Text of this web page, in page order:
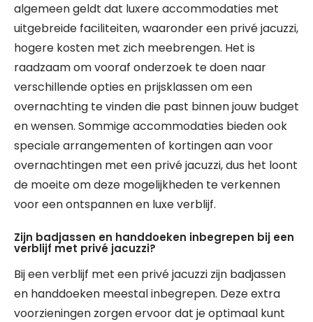
algemeen geldt dat luxere accommodaties met
uitgebreide faciliteiten, waaronder een privé jacuzzi,
hogere kosten met zich meebrengen. Het is
raadzaam om vooraf onderzoek te doen naar
verschillende opties en prijsklassen om een
overnachting te vinden die past binnen jouw budget
en wensen. Sommige accommodaties bieden ook
speciale arrangementen of kortingen aan voor
overnachtingen met een privé jacuzzi, dus het loont
de moeite om deze mogelijkheden te verkennen
voor een ontspannen en luxe verblijf.
Zijn badjassen en handdoeken inbegrepen bij een
verblijf met privé jacuzzi?
Bij een verblijf met een privé jacuzzi zijn badjassen
en handdoeken meestal inbegrepen. Deze extra
voorzieningen zorgen ervoor dat je optimaal kunt